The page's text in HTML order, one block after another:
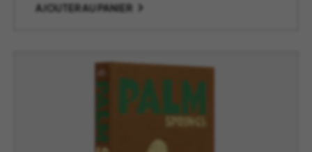
AJOUTER AU PANIER